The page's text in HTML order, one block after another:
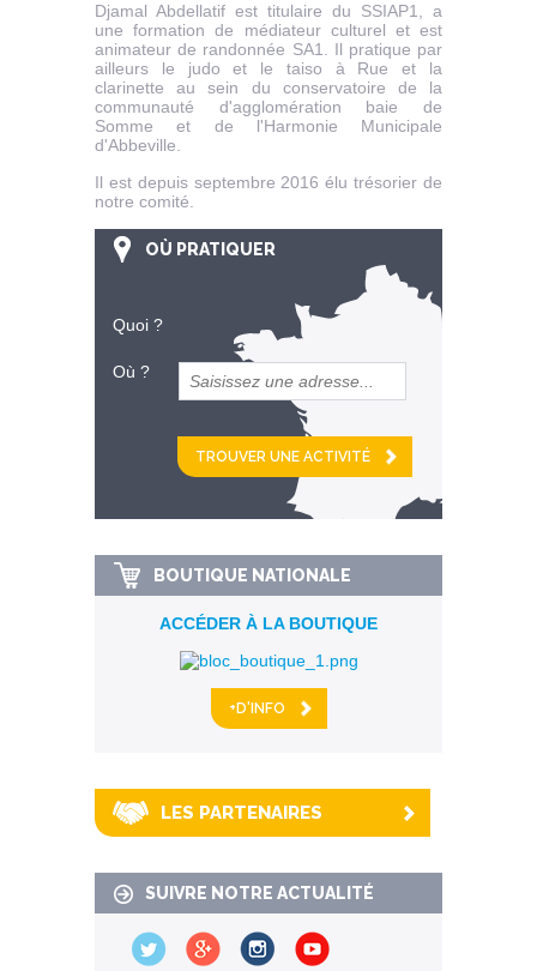
Djamal Abdellatif est titulaire du SSIAP1, a
une formation de médiateur culturel et est
animateur de randonnée SA1. Il pratique par
ailleurs le judo et le taiso à Rue et la
clarinette au sein du conservatoire de la
communauté d'agglomération baie de
Somme et de l'Harmonie Municipale
d'Abbeville.
Il est depuis septembre 2016 élu trésorier de
notre comité.
OÙ PRATIQUER
Quoi ?
Où ?
et
km alentour
BOUTIQUE NATIONALE
ACCÉDER À LA BOUTIQUE
+D'INFO
LES PARTENAIRES
SUIVRE NOTRE ACTUALITÉ